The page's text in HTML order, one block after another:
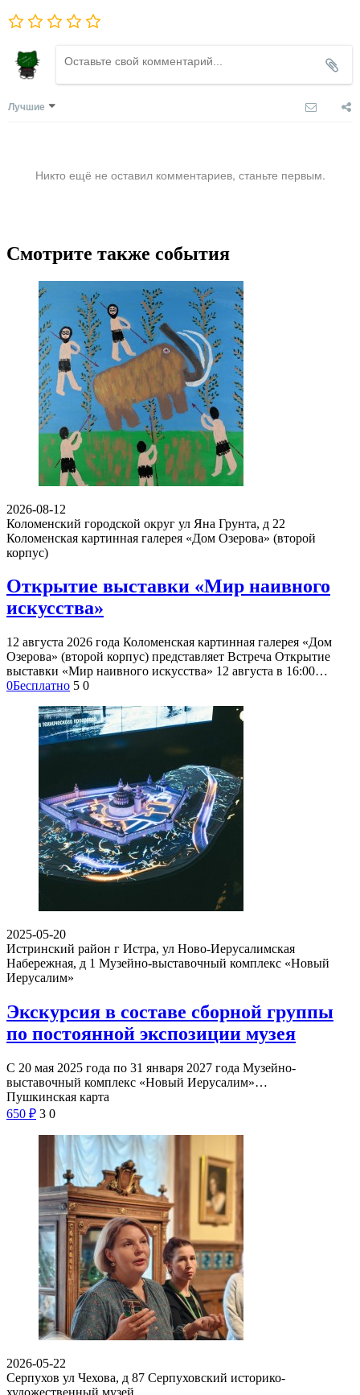
Лучшие
Никто ещё не оставил комментариев, станьте первым.
Смотрите также события
2026-08-12
Коломенский городской округ ул Яна Грунта, д 22
Коломенская картинная галерея «Дом Озерова» (второй
корпус)
Открытие выставки «Мир наивного
искусства»
12 августа 2026 года Коломенская картинная галерея «Дом
Озерова» (второй корпус) представляет Встреча Открытие
выставки «Мир наивного искусства» 12 августа в 16:00…
0Бесплатно 5 0
2025-05-20
Истринский район г Истра, ул Ново-Иерусалимская
Набережная, д 1 Музейно-выставочный комплекс «Новый
Иерусалим»
Экскурсия в составе сборной группы
по постоянной экспозиции музея
С 20 мая 2025 года по 31 января 2027 года Музейно-
выставочный комплекс «Новый Иерусалим»…
Пушкинская карта
650 ₽ 3 0
2026-05-22
Серпухов ул Чехова, д 87 Серпуховский историко-